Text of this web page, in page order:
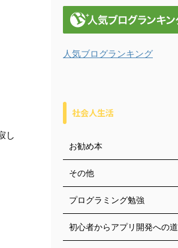
し
人気ブログランキング
社会人生活
お勧め本
その他
プログラミング勉強
初心者からアプリ開発への道